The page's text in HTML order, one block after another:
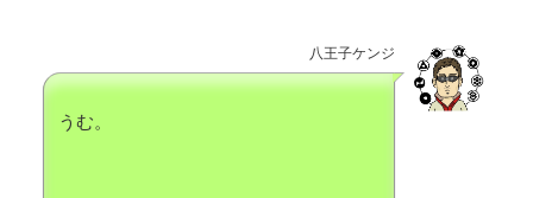
八王子ケンジ
うむ。